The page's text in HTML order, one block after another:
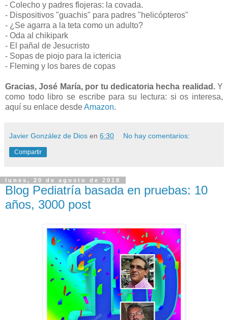
- Colecho y padres flojeras: la covada.
- Dispositivos "guachis" para padres "helicópteros"
- ¿Se agarra a la teta como un adulto?
- Oda al chikipark
- El pañal de Jesucristo
- Sopas de piojo para la ictericia
- Fleming y los bares de copas
Gracias, José María, por tu dedicatoria hecha realidad.Y
como todo libro se escribe para su lectura: si os interesa,
aquí su enlace desdeAmazon.
Javier González de Dios en 6:30 No hay comentarios:
Compartir
lunes, 20 de agosto de 2018
Blog Pediatría basada en pruebas: 10
años, 3000 post